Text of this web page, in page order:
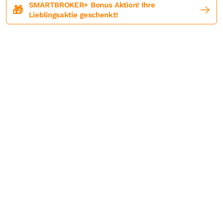
🎁
SMARTBROKER+ Bonus Aktion! Ihre
Lieblingsaktie geschenkt!